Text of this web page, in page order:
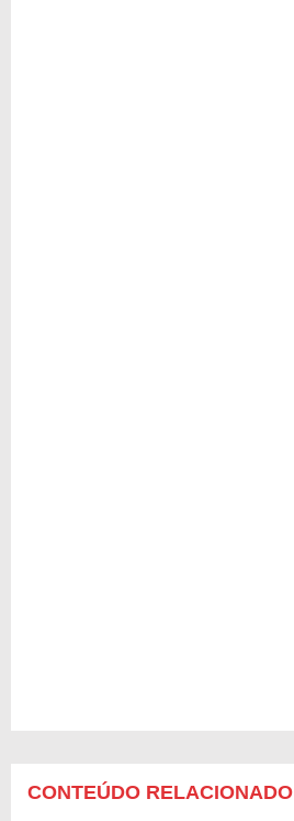
CONTEÚDO RELACIONADO